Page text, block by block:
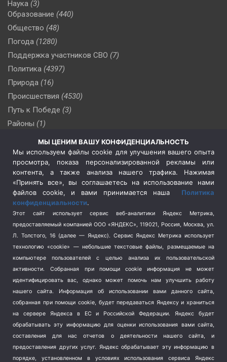
Наука (3)
Образование (440)
Общество (48)
Погода (1280)
Поддержка участников СВО (7)
Политика (4397)
Природа (16)
Происшествия (4530)
Путь к Победе (3)
Районы (1)
(510)
Сельское хозяйство (3)
Социальная политика
(3)
Спецоперация в Украине
Спецоперация на Украине
(404)
Спорт (740)
Терроризм (1)
Транспорт (262)
Туризм (178)
Флот (76)
Школа и спорт (2)
Экология (8)
Экономика (1172)
МЫ ЦЕНИМ ВАШУ КОНФИДЕНЦИАЛЬНОСТЬ
Мы используем файлы cookie для улучшения вашего опыта
просмотра, показа персонализированной рекламы или
контента, а также анализа нашего трафика. Нажимая
«Принять все», вы соглашаетесь на использование нами
файлов cookie, и вами принимается наша Политика
конфиденциальности.
Этот сайт использует сервис веб-аналитики Яндекс Метрика,
предоставляемый компанией ООО «ЯНДЕКС», 119021, Россия, Москва, ул.
Л. Толстого, 16 (далее — Яндекс). Сервис Яндекс Метрика использует
технологию «cookie» — небольшие текстовые файлы, размещаемые на
компьютере пользователей с целью анализа их пользовательской
активности.
Собранная при помощи cookie информация не может
идентифицировать вас, однако может помочь нам улучшить работу
нашего сайта. Информация об использовании вами данного сайта,
собранная при помощи cookie, будет передаваться Яндексу и храниться
на сервере Яндекса в ЕС и Российской Федерации. Яндекс будет
обрабатывать эту информацию для оценки использования вами сайта,
составления для нас отчетов о деятельности нашего сайта, и
предоставления других услуг. Яндекс обрабатывает эту информацию в
порядке, установленном в условиях использования сервиса Яндекс